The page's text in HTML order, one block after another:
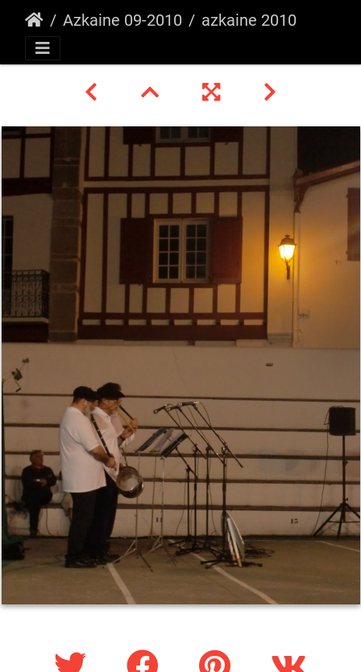
Azkaine 09-2010 azkaine 2010 _56_